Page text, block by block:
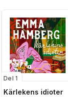
Del 1
Kärlekens idioter